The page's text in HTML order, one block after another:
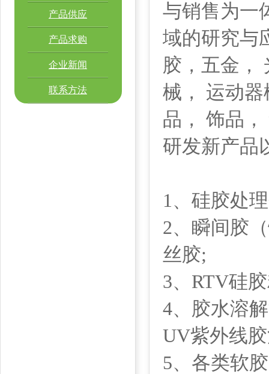
产品供应
产品求购
企业新闻
联系方法
与销售为一
域的研究与
胶，五金，
械， 运动
品， 饰品
研发新产品
1、硅胶处
2、瞬间胶
丝胶;
3、RTV硅
4、胶水溶
UV紫外线
5、各类软